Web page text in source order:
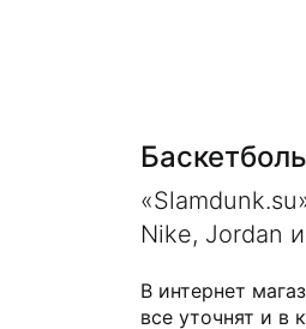
Nike, Jordan
В интернет
все уточнят и в